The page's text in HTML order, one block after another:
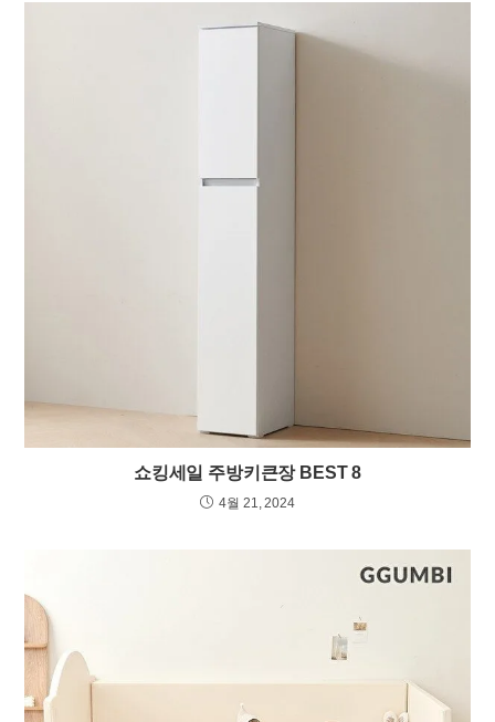
쇼킹세일 주방키큰장 BEST 8
4월 21, 2024